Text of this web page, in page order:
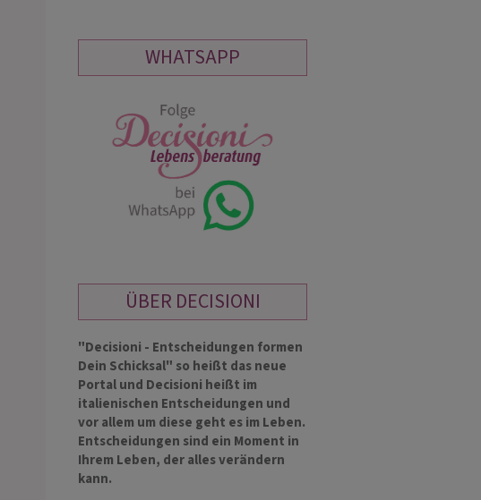
WHATSAPP
ÜBER DECISIONI
"Decisioni - Entscheidungen formen
Dein Schicksal" so heißt das neue
Portal und Decisioni heißt im
italienischen Entscheidungen und
vor allem um diese geht es im Leben.
Entscheidungen sind ein Moment in
Ihrem Leben, der alles verändern
kann.